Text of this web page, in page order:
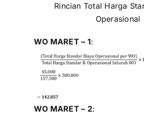
Rincian Total Harga
Operasional
WO MARET – 1:
WO MARET – 2: